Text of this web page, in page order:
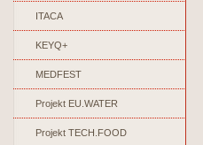
ITACA
KEYQ+
MEDFEST
Projekt EU.WATER
Projekt TECH.FOOD